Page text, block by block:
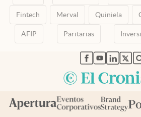
Fintech Merval Quiniela
AFIP Paritarias
abre en nueva
abre en
abre